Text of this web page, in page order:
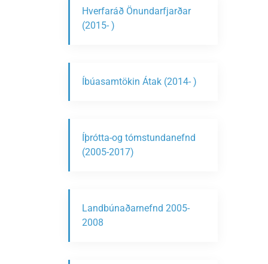
Hverfaráð Önundarfjarðar
(2015- )
Íbúasamtökin Átak (2014- )
Íþrótta-og tómstundanefnd
(2005-2017)
Landbúnaðarnefnd 2005-
2008